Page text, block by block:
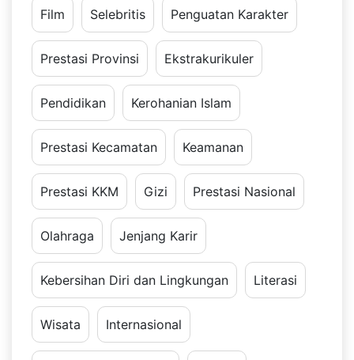
Film Selebritis Penguatan Karakter
Prestasi Provinsi Ekstrakurikuler
Pendidikan Kerohanian Islam
Prestasi Kecamatan Keamanan
Prestasi KKM Gizi Prestasi Nasional
Olahraga Jenjang Karir
Kebersihan Diri dan Lingkungan Literasi
Wisata Internasional